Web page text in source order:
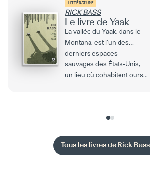
LITTÉRATURE
RICK BASS
Le livre de Yaak
La vallée du Yaak, dans le
Montana, est l'un des
derniers espaces
sauvages des États-Unis,
un lieu où cohabitent ours...
Tous les livres de Rick Bass